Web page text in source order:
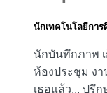
นักเทคโนโลยีการ
นักบันทึกภาพ
ห้องประชุม ง
เธอแล้ว... ปรึ